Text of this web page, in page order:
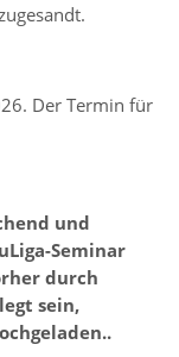
Der Termin für
und
Seminar
durch
sein,